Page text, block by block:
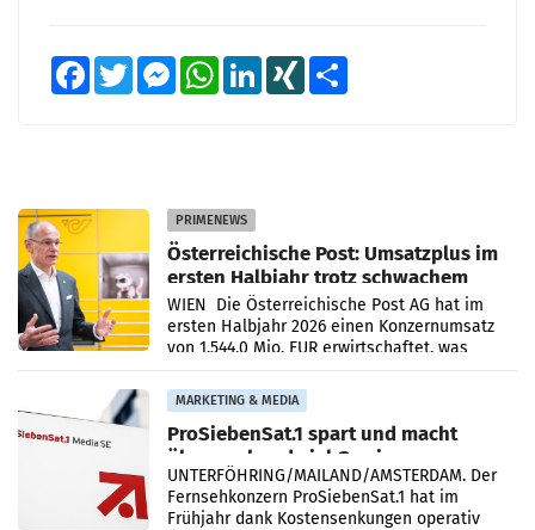
FacebookTwitter MessengerWhatsAppLinkedInXING
PRIMENEWS
Österreichische Post: Umsatzplus im
ersten Halbjahr trotz schwachem
Briefgeschäft
WIEN Die Österreichische Post AG hat im
ersten Halbjahr 2026 einen Konzernumsatz
von 1.544,0 Mio. EUR erwirtschaftet, was
einem Plus von 3,8 Prozent gegenüber dem
Vergleichszeitraum
MARKETING & MEDIA
ProSiebenSat.1 spart und macht
überraschend viel Gewinn
UNTERFÖHRING/MAILAND/AMSTERDAM. Der
Fernsehkonzern ProSiebenSat.1 hat im
Frühjahr dank Kostensenkungen operativ